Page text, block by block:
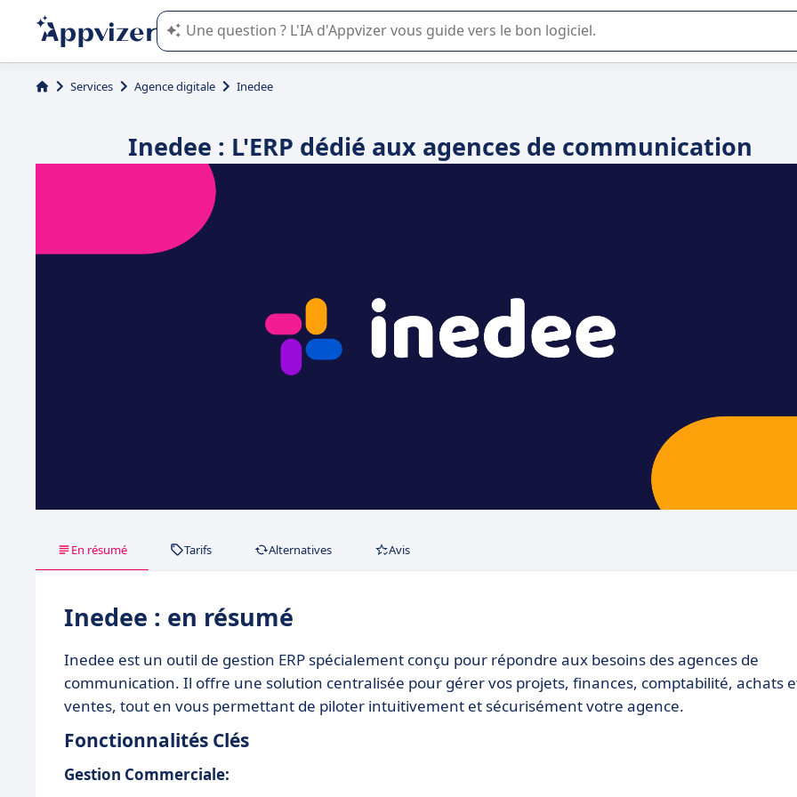
L'IA de Appvizer vous guide dans l'utilisation ou la sélection de logiciel SaaS en entreprise.
Services Agence digitale Inedee
Inedee : L'ERP dédié aux agences de communication
En résumé Tarifs Alternatives Avis
Inedee : en résumé
Inedee est un outil de gestion ERP spécialement conçu pour répondre aux besoins des agences de
communication. Il offre une solution centralisée pour gérer vos projets, finances, comptabilité, achats
ventes, tout en vous permettant de piloter intuitivement et sécurisément votre agence.
Fonctionnalités Clés
Gestion Commerciale: